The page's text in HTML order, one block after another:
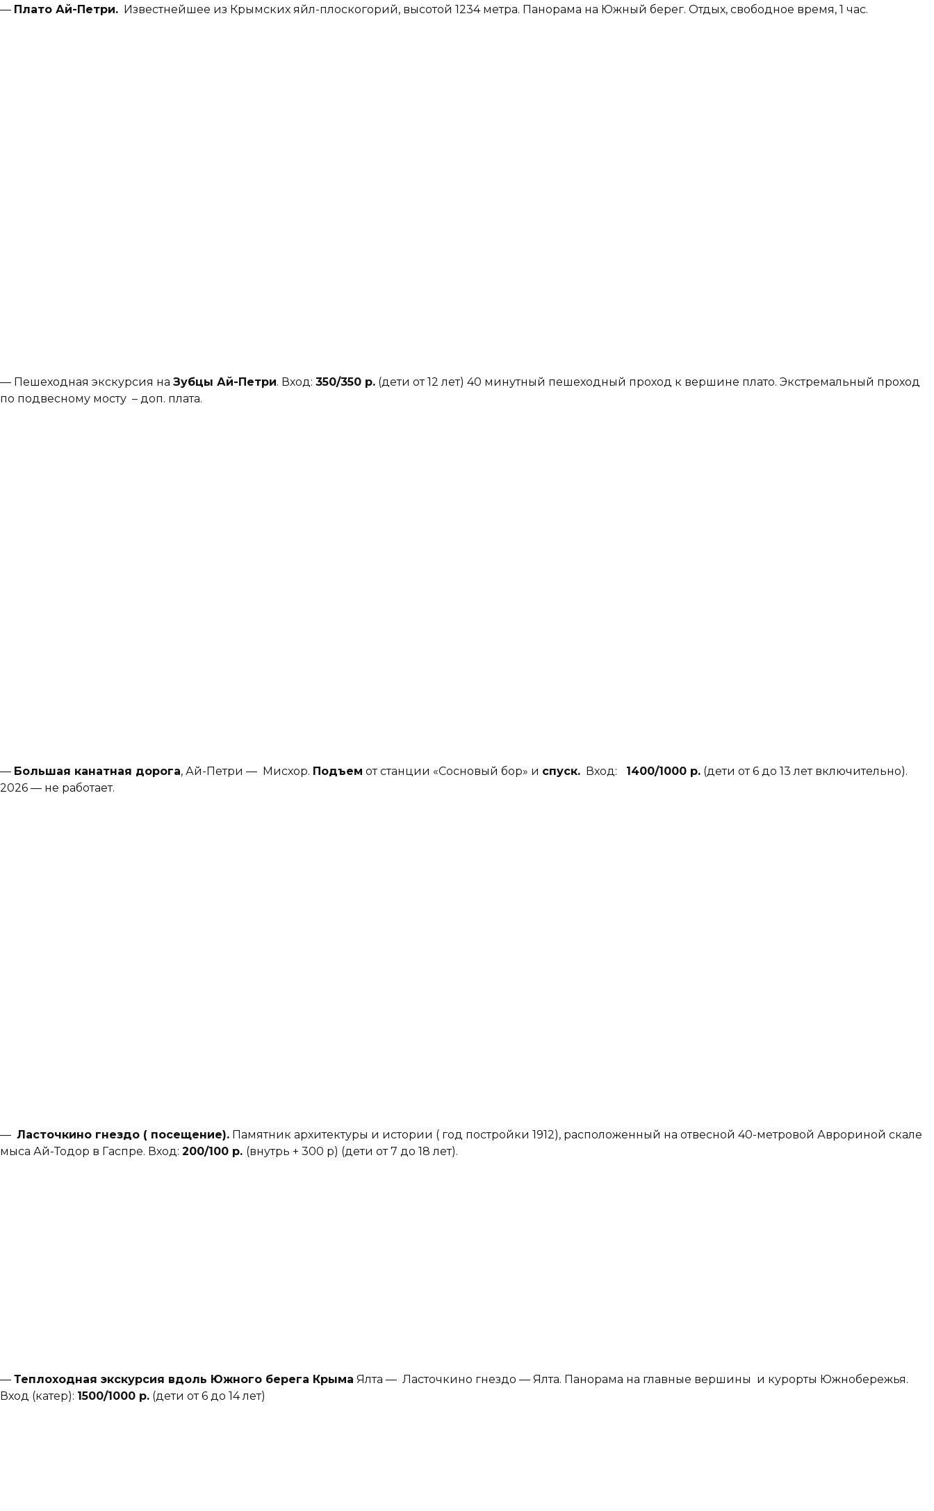
— Плато Ай-Петри. Известнейшее из Крымских яйл-плоскогорий, высотой 1234 метра. Панорама на Южный берег. Отдых, свободное время, 1 час.
— Пешеходная экскурсия на Зубцы Ай-Петри. Вход: 350/350 р. (дети от 12 лет) 40 минутный пешеходный проход к вершине плато. Экстремальный проход
по подвесному мосту – доп. плата.
— Большая канатная дорога, Ай-Петри — Мисхор. Подъем от станции «Сосновый бор» и спуск. Вход: 1400/1000 р. (дети от 6 до 13 лет включительно).
2026 — не работает.
— Ласточкино гнездо ( посещение). Памятник архитектуры и истории ( год постройки 1912), расположенный на отвесной 40-метровой Аврориной скале
мыса Ай-Тодор в Гаспре. Вход: 200/100 р. (внутрь + 300 р) (дети от 7 до 18 лет).
— Теплоходная экскурсия вдоль Южного берега Крыма Ялта — Ласточкино гнездо — Ялта. Панорама на главные вершины и курорты Южнобережья.
Вход (катер): 1500/1000 р. (дети от 6 до 14 лет)